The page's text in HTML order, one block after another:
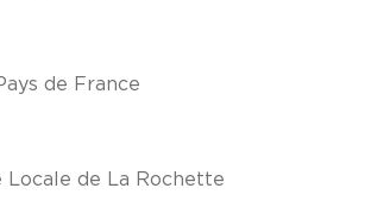
de France
Locale de La Rochette